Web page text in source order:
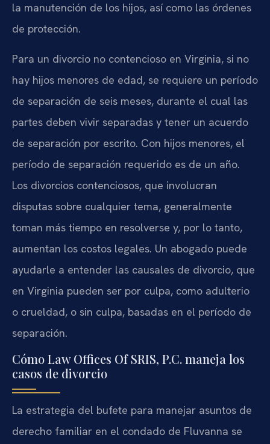
la manutención de los hijos, así como las órdenes
de protección.
Para un divorcio no contencioso en Virginia, si no
hay hijos menores de edad, se requiere un período
de separación de seis meses, durante el cual las
partes deben vivir separadas y tener un acuerdo
de separación por escrito. Con hijos menores, el
período de separación requerido es de un año.
Los divorcios contenciosos, que involucran
disputas sobre cualquier tema, generalmente
toman más tiempo en resolverse y, por lo tanto,
aumentan los costos legales. Un abogado puede
ayudarle a entender las causales de divorcio, que
en Virginia pueden ser por culpa, como adulterio
o crueldad, o sin culpa, basadas en el período de
separación.
Cómo Law Offices Of SRIS, P.C. maneja los
casos de divorcio
La estrategia del bufete para manejar asuntos de
derecho familiar en el condado de Fluvanna se